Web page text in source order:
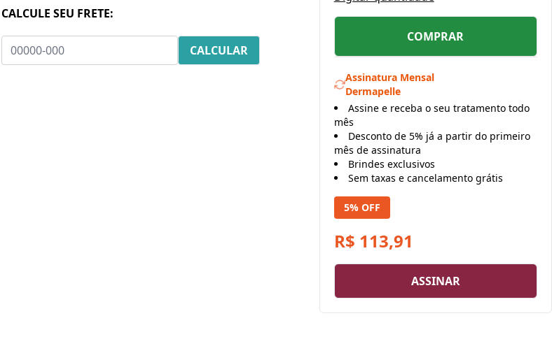
CALCULE SEU FRETE:
COMPRAR
Assinatura Mensal
Dermapelle
Assine e receba o seu tratamento todo
mês
Desconto de 5% já a partir do primeiro
mês de assinatura
Brindes exclusivos
Sem taxas e cancelamento grátis
5% OFF
R$ 113,91
ASSINAR